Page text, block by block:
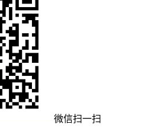
微信扫一扫